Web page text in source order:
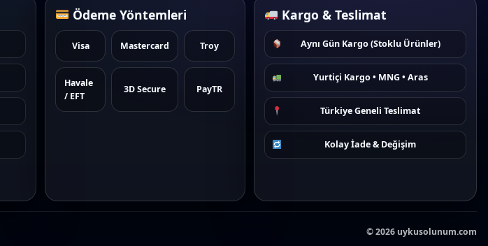
Ödeme Yöntemleri
Visa Mastercard Troy
Havale
/ EFT
3D Secure PayTR
Kargo & Teslimat
Aynı Gün Kargo (Stoklu Ürünler)
Yurtiçi Kargo • MNG • Aras
Türkiye Geneli Teslimat
Kolay İade & Değişim
©2026 uykusolunum.com